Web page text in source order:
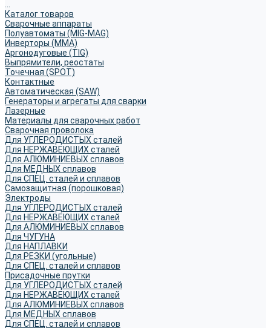
Каталог товаров
Сварочные аппараты
Полуавтоматы (MIG-MAG)
Инверторы (MMA)
Аргонодуговые (TIG)
Выпрямители, реостаты
Точечная (SPOT)
Контактные
Автоматическая (SAW)
Генераторы и агрегаты для сварки
Лазерные
Материалы для сварочных работ
Сварочная проволока
Для УГЛЕРОДИСТЫХ сталей
Для НЕРЖАВЕЮЩИХ сталей
Для АЛЮМИНИЕВЫХ сплавов
Для МЕДНЫХ сплавов
Для СПЕЦ. сталей и сплавов
Самозащитная (порошковая)
Электроды
Для УГЛЕРОДИСТЫХ сталей
Для НЕРЖАВЕЮЩИХ сталей
Для АЛЮМИНИЕВЫХ сплавов
Для ЧУГУНА
Для НАПЛАВКИ
Для РЕЗКИ (угольные)
Для СПЕЦ. сталей и сплавов
Присадочные прутки
Для УГЛЕРОДИСТЫХ сталей
Для НЕРЖАВЕЮЩИХ сталей
Для АЛЮМИНИЕВЫХ сплавов
Для МЕДНЫХ сплавов
Для СПЕЦ. сталей и сплавов